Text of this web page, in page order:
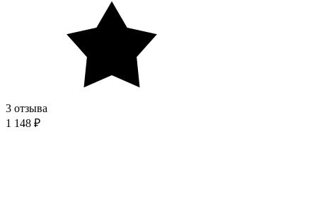
3 отзыва
1 148 ₽